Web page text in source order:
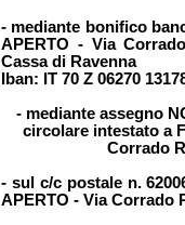
- mediante bonifico
APERTO - Via
Cassa di Ravenna
Iban: IT 70 Z 06270
- mediante assegno
circolare intestato a
Corrado
- sul c/c postale n.
APERTO - Via Corrado